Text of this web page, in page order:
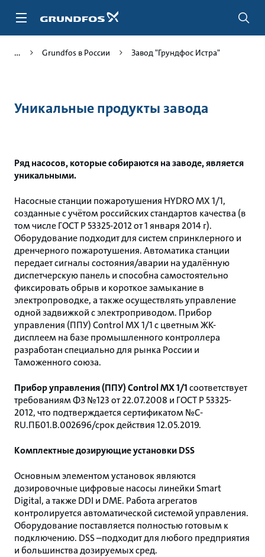
Grundfos в России Завод "Грундфос Истра"
Уникальные продукты завода
Ряд насосов, которые собираются на заводе, является
уникальными.
Насосные станции пожаротушения HYDRO MX 1/1,
созданные с учётом российских стандартов качества (в
том числе ГОСТ Р 53325-2012 от 1 января 2014 г).
Оборудование подходит для систем спринклерного и
дренчерного пожаротушения. Автоматика станции
передает сигналы состояния/аварии на удалённую
диспетчерскую панель и способна самостоятельно
фиксировать обрыв и короткое замыкание в
электропроводке, а также осуществлять управление
одной задвижкой с электроприводом. Прибор
управления (ППУ) Control MX 1/1 с цветным ЖК-
дисплеем на базе промышленного контроллера
разработан специально для рынка России и
Таможенного союза.
Прибор управления (ППУ) Control MX 1/1соответствует
требованиям ФЗ №123 от 22.07.2008 и ГОСТ Р 53325-
2012, что подтверждается сертификатом №С-
RU.ПБ01.В.002696/срок действия 12.05.2019.
Комплектные дозирующие установки DSS
Основным элементом установок являются
дозировочные цифровые насосы линейки Smart
Digital, а также DDI и DME. Работа агрегатов
контролируется автоматической системой управления.
Оборудование поставляется полностью готовым к
подключению. DSS –подходит для любого предприятия
и большинства дозируемых сред.